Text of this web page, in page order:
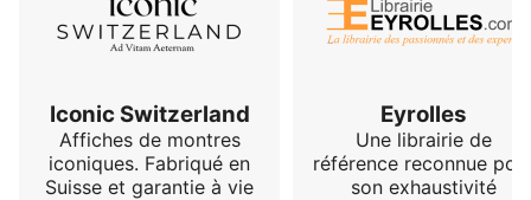
Iconic Switzerland
Affiches de montres
iconiques. Fabriqué en
Suisse et garantie à vie
Eyrolles
Une librairie de
référence reconnue
son exhaustivité